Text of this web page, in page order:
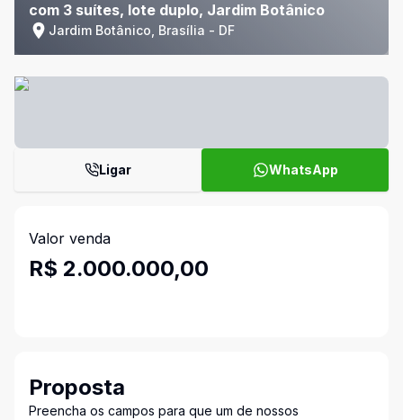
com 3 suítes, lote duplo, Jardim Botânico
Jardim Botânico, Brasília - DF
Ligar WhatsApp
Valor venda
R$ 2.000.000,00
Proposta
Preencha os campos para que um de nossos